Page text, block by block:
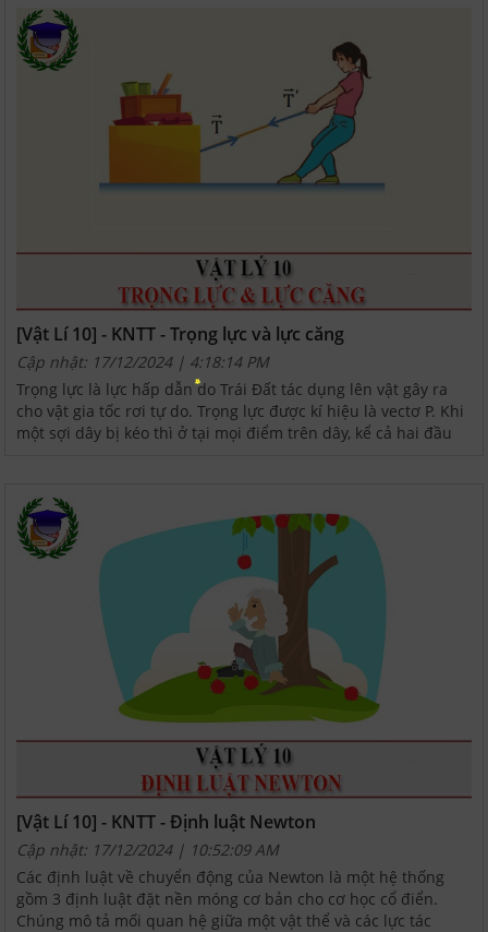
[Vật Lí 10] - KNTT - Trọng lực và lực căng
Cập nhật: 17/12/2024 | 4:18:14 PM
Trọng lực là lực hấp dẫn do Trái Đất tác dụng lên vật gây ra
cho vật gia tốc rơi tự do. Trọng lực được kí hiệu là vectơ P. Khi
một sợi dây bị kéo thì ở tại mọi điểm trên dây, kể cả hai đầu
[Vật Lí 10] - KNTT - Định luật Newton
Cập nhật: 17/12/2024 | 10:52:09 AM
Các định luật về chuyển động của Newton là một hệ thống
gồm 3 định luật đặt nền móng cơ bản cho cơ học cổ điển.
Chúng mô tả mối quan hệ giữa một vật thể và các lực tác